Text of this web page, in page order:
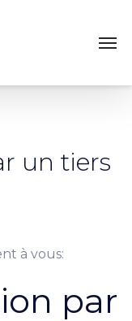
un tiers
à vous:
par